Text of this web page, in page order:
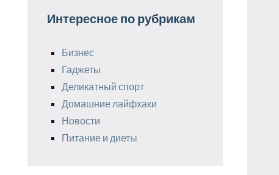
Интересное по рубрикам
Бизнес
Гаджеты
Деликатный спорт
Домашние лайфхаки
Новости
Питание и диеты